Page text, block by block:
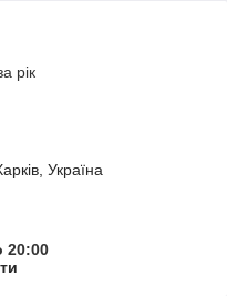
рік
Україна
20:00